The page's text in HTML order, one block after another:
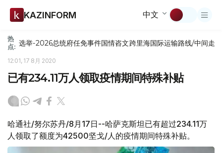
KAZINFORM 中文
热
点: 选举-2026总统府任免事件国情咨文跨里海国际运输路线/中间走廊
12:01, 17 8月 2020
已有234.11万人领取疫情期间特殊补贴
哈通社/努尔苏丹/8月17日--哈萨克斯坦已有超过234.11万
人领取了额度为42500坚戈/人的疫情期间特殊补贴。